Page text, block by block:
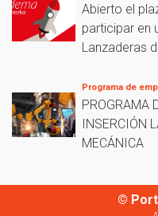
Abierto el
participar en
Lanzaderas
Programa de
PROGRAMA
INSERCIÓN
MECÁNICA
©